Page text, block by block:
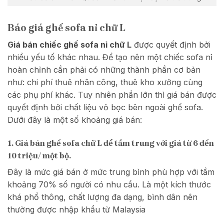
Báo giá ghế sofa nỉ chữ L
Giá bán chiếc ghế sofa nỉ chữ L được quyết định bởi
nhiều yếu tố khác nhau. Để tạo nên một chiếc sofa nỉ
hoàn chỉnh cần phải có những thành phần cơ bản
như: chi phí thuê nhân công, thuê kho xưởng cùng
các phụ phí khác. Tuy nhiên phần lớn thì giá bán được
quyết định bởi chất liệu vỏ bọc bên ngoài ghế sofa.
Dưới đây là một số khoảng giá bán:
1. Giá bán ghế sofa chữ L để tầm trung với giá từ 6 đến
10 triệu/ một bộ.
Đây là mức giá bán ở mức trung bình phù hợp với tầm
khoảng 70% số người có nhu cầu. Là một kích thước
khá phổ thông, chất lượng đa dạng, bình dân nên
thường được nhập khẩu từ Malaysia